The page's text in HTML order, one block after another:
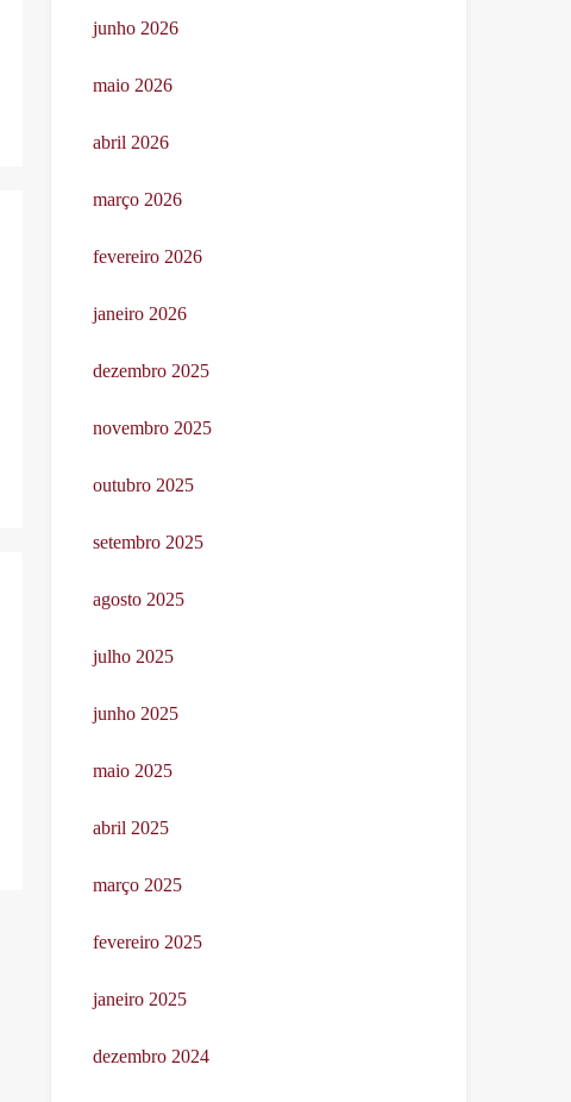
junho 2026
maio 2026
abril 2026
março 2026
fevereiro 2026
janeiro 2026
dezembro 2025
novembro 2025
outubro 2025
setembro 2025
agosto 2025
julho 2025
junho 2025
maio 2025
abril 2025
março 2025
fevereiro 2025
janeiro 2025
dezembro 2024